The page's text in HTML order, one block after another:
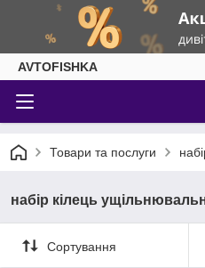
AVTOFISHKA
Товари та послуги
набір кілець
Сортування